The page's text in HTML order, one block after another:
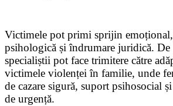
Victimele pot primi sprijin
psihologică și îndrumare juridică. De
specialiștii pot face trimitere către
victimele violenței în familie, unde
de cazare sigură, suport psihosocial
de urgență.